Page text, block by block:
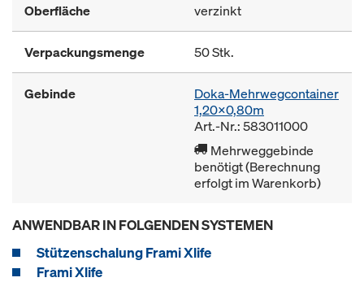
Oberfläche verzinkt
Verpackungsmenge 50 Stk.
Gebinde
Doka-Mehrwegcontainer
1,20x0,80m
Art.-Nr.: 583011000
Mehrweggebinde
benötigt (Berechnung
erfolgt im Warenkorb)
ANWENDBAR IN FOLGENDEN SYSTEMEN
Stützenschalung Frami Xlife
Frami Xlife